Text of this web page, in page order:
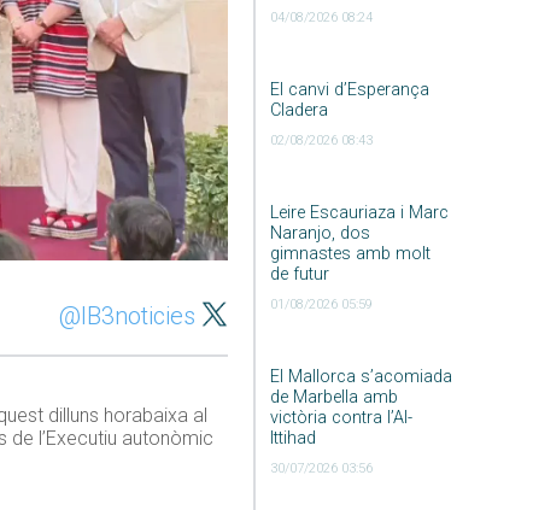
04/08/2026 08:24
El canvi d’Esperança
Cladera
02/08/2026 08:43
Leire Escauriaza i Marc
Naranjo, dos
gimnastes amb molt
de futur
01/08/2026 05:59
El Mallorca s’acomiada
de Marbella amb
victòria contra l’Al-
Ittihad
30/07/2026 03:56
@IB3noticies
dilluns horabaixa al
l’Executiu autonòmic